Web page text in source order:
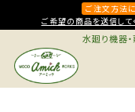
ご注文方法
ご希望の商品を送信して
水廻り機器・